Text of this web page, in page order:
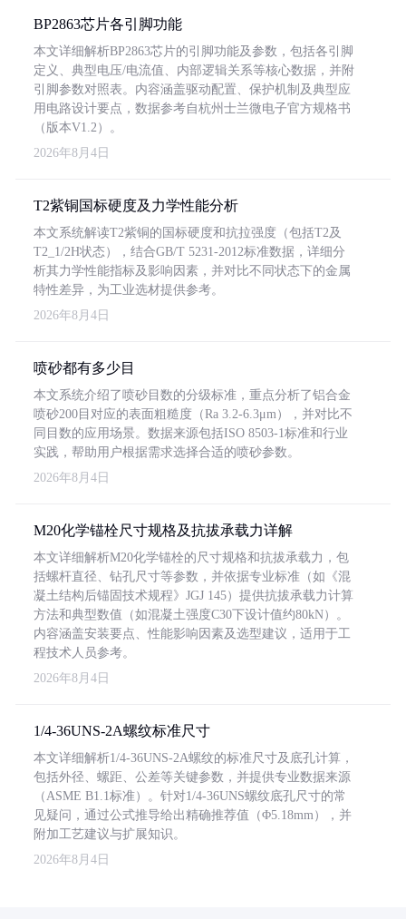
BP2863芯片各引脚功能
本文详细解析BP2863芯片的引脚功能及参数，包括各引脚
定义、典型电压/电流值、内部逻辑关系等核心数据，并附
引脚参数对照表。内容涵盖驱动配置、保护机制及典型应
用电路设计要点，数据参考自杭州士兰微电子官方规格书
（版本V1.2）。
2026年8月4日
T2紫铜国标硬度及力学性能分析
本文系统解读T2紫铜的国标硬度和抗拉强度（包括T2及
T2_1/2H状态），结合GB/T 5231-2012标准数据，详细分
析其力学性能指标及影响因素，并对比不同状态下的金属
特性差异，为工业选材提供参考。
2026年8月4日
喷砂都有多少目
本文系统介绍了喷砂目数的分级标准，重点分析了铝合金
喷砂200目对应的表面粗糙度（Ra 3.2-6.3μm），并对比不
同目数的应用场景。数据来源包括ISO 8503-1标准和行业
实践，帮助用户根据需求选择合适的喷砂参数。
2026年8月4日
M20化学锚栓尺寸规格及抗拔承载力详解
本文详细解析M20化学锚栓的尺寸规格和抗拔承载力，包
括螺杆直径、钻孔尺寸等参数，并依据专业标准（如《混
凝土结构后锚固技术规程》JGJ 145）提供抗拔承载力计算
方法和典型数值（如混凝土强度C30下设计值约80kN）。
内容涵盖安装要点、性能影响因素及选型建议，适用于工
程技术人员参考。
2026年8月4日
1/4-36UNS-2A螺纹标准尺寸
本文详细解析1/4-36UNS-2A螺纹的标准尺寸及底孔计算，
包括外径、螺距、公差等关键参数，并提供专业数据来源
（ASME B1.1标准）。针对1/4-36UNS螺纹底孔尺寸的常
见疑问，通过公式推导给出精确推荐值（Φ5.18mm），并
附加工艺建议与扩展知识。
2026年8月4日